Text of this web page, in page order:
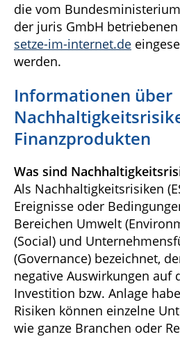
die vom
der juris GmbH
setze-im-internet.de
werden.
Informationen über
Finanzprodukten
Was sind
Als Nachhaltigkeitsrisiken
Ereignisse oder
Bereichen Umwelt
(Social) und
(Governance) bezeichnet,
negative Auswirkungen auf
Investition bzw. Anlage
Risiken können einzelne
wie ganze Branchen oder